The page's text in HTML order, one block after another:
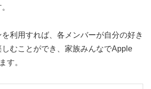
利用すれば、各メンバーが自分の好き
むことができ、家族みんなでApple
す。